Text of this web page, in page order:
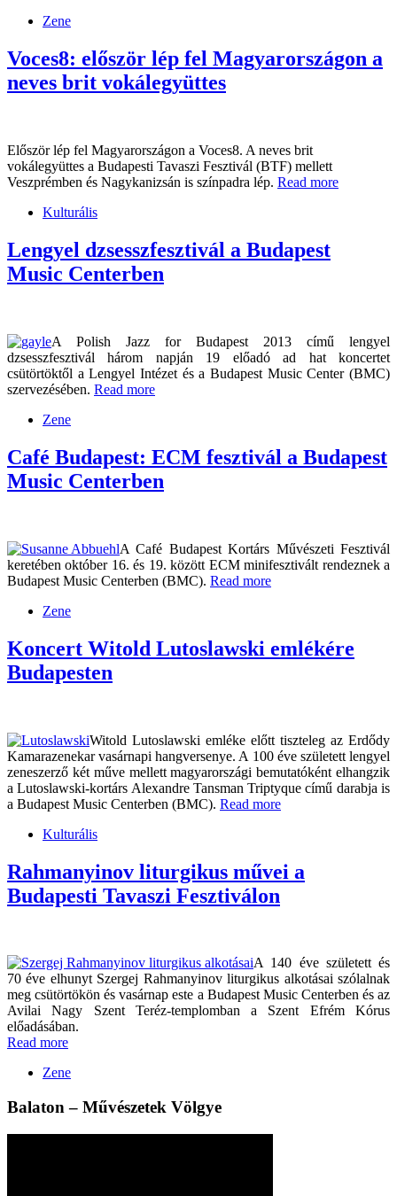
Zene
Voces8: először lép fel Magyarországon a
neves brit vokálegyüttes
Először lép fel Magyarországon a Voces8. A neves brit
vokálegyüttes a Budapesti Tavaszi Fesztivál (BTF) mellett
Veszprémben és Nagykanizsán is színpadra lép. Read more
Kulturális
Lengyel dzsesszfesztivál a Budapest
Music Centerben
A Polish Jazz for Budapest 2013 című lengyel
dzsesszfesztivál három napján 19 előadó ad hat koncertet
csütörtöktől a Lengyel Intézet és a Budapest Music Center (BMC)
szervezésében. Read more
Zene
Café Budapest: ECM fesztivál a Budapest
Music Centerben
A Café Budapest Kortárs Művészeti Fesztivál
keretében október 16. és 19. között ECM minifesztivált rendeznek a
Budapest Music Centerben (BMC). Read more
Zene
Koncert Witold Lutoslawski emlékére
Budapesten
Witold Lutoslawski emléke előtt tiszteleg az Erdődy
Kamarazenekar vasárnapi hangversenye. A 100 éve született lengyel
zeneszerző két műve mellett magyarországi bemutatóként elhangzik
a Lutoslawski-kortárs Alexandre Tansman Triptyque című darabja is
a Budapest Music Centerben (BMC). Read more
Kulturális
Rahmanyinov liturgikus művei a
Budapesti Tavaszi Fesztiválon
A 140 éve született és
70 éve elhunyt Szergej Rahmanyinov liturgikus alkotásai szólalnak
meg csütörtökön és vasárnap este a Budapest Music Centerben és az
Avilai Nagy Szent Teréz-templomban a Szent Efrém Kórus
előadásában.
Read more
Zene
Balaton – Művészetek Völgye